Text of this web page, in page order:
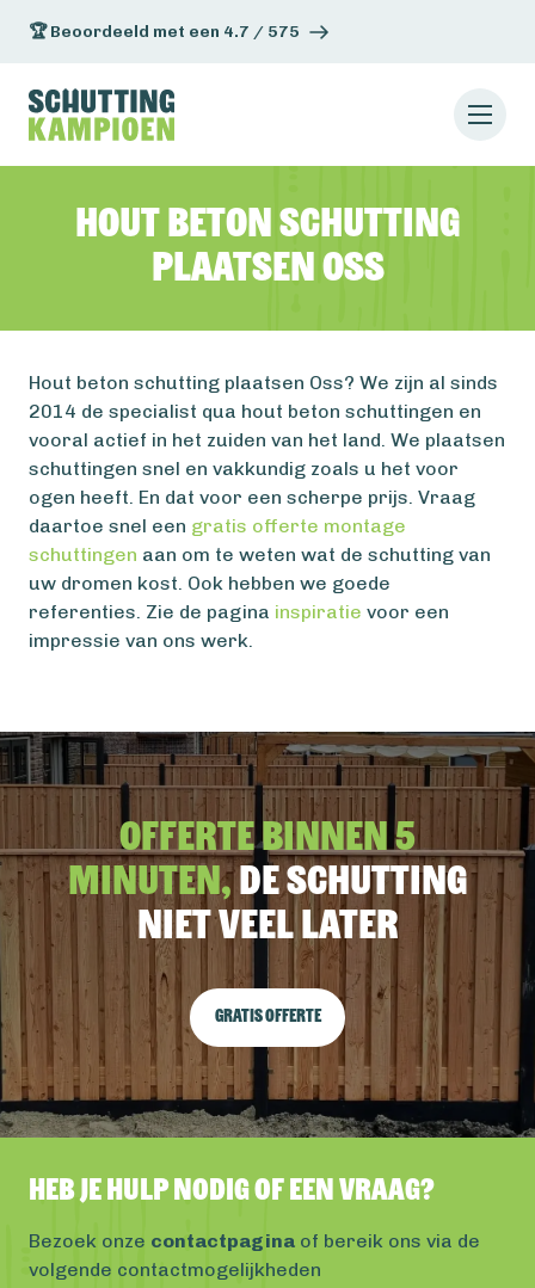
🏆 Beoordeeld met een 4.7 / 575
Hout beton schutting
plaatsen Oss
Hout beton schutting plaatsen Oss? We zijn al sinds
2014 de specialist qua hout beton schuttingen en
vooral actief in het zuiden van het land. We plaatsen
schuttingen snel en vakkundig zoals u het voor
ogen heeft. En dat voor een scherpe prijs. Vraag
daartoe snel een gratis offerte montage
schuttingen aan om te weten wat de schutting van
uw dromen kost. Ook hebben we goede
referenties. Zie de pagina inspiratie voor een
impressie van ons werk.
Offerte binnen 5
minuten,De schutting
niet veel later
Gratis offerte
Heb je hulp nodig of een vraag?
Bezoek onze contactpagina of bereik ons via de
volgende contactmogelijkheden